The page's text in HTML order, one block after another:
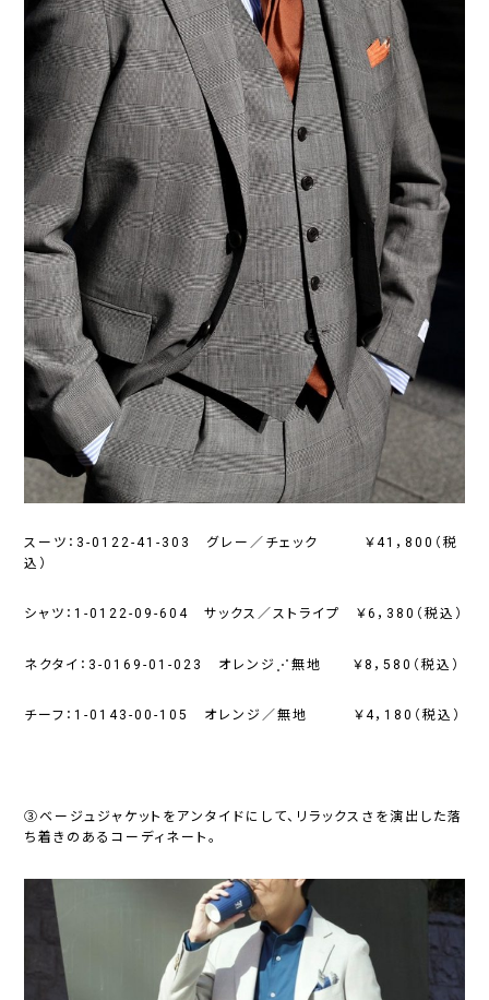
スーツ：3-0122-41-303 グレー／チェック ￥41，800（税
込）
シャツ：1-0122-09-604 サックス／ストライプ ￥6，380（税込）
ネクタイ：3-0169-01-023 オレンジ⋰無地 ￥8，580（税込）
チーフ：1-0143-00-105 オレンジ／無地 ￥4，180（税込）
③ベージュジャケットをアンタイドにして、リラックスさを演出した落
ち着きのあるコーディネート。